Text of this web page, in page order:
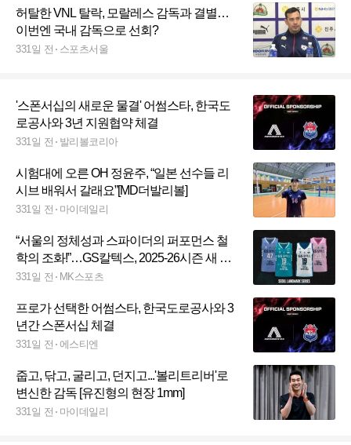
허탈한 VNL 탈락, 모랄레스 감독과 결별…
이번엔 국내 감독으로 선회?
331일 전 스포츠서울
'스폰서십의 새로운 물결' 어썸스타, 한국도
로공사와 3년 지원협약 체결
331일 전 발리볼코리아
시험대에 오른 OH 정윤주, “일본 선수들 리
시브 배워서 갈래요”[MD더발리볼]
331일 전 마이데일리
“서울의 정체성과 스파이더의 퍼포먼스 철
학의 조화!”…GS칼텍스, 2025-26시즌 새 유
니폼 공개
331일 전 MK스포츠
프로가 선택한 어썸스타, 한국도로공사와 3
년간 스폰서십 체결
331일 전 에스티엔
줍고, 닦고, 굴리고, 던지고...'볼리트리버'로
변신한 감독 [유진형의 현장 1mm]
331일 전 마이데일리